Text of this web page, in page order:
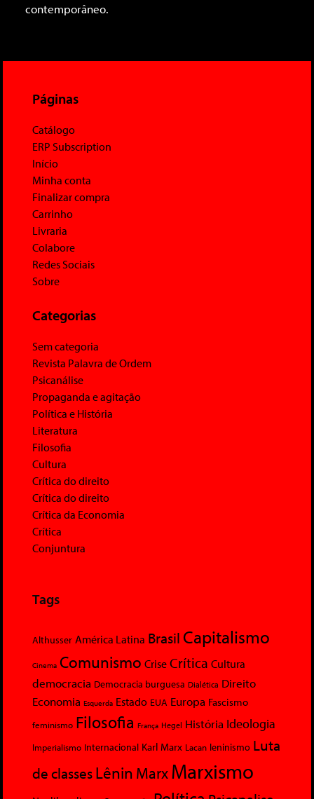
contemporâneo.
Páginas
Catálogo
ERP Subscription
Início
Minha conta
Finalizar compra
Carrinho
Livraria
Colabore
Redes Sociais
Sobre
Categorias
Sem categoria
Revista Palavra de Ordem
Psicanálise
Propaganda e agitação
Política e História
Literatura
Filosofia
Cultura
Crítica do direito
Crítica do direito
Crítica da Economia
Crítica
Conjuntura
Tags
Althusser América Latina Brasil Capitalismo
Cinema Comunismo Crise Crítica Cultura
democracia Democracia burguesa Dialética Direito
Economia Esquerda Estado EUA Europa Fascismo
feminismo Filosofia França Hegel História Ideologia
Imperialismo Internacional Karl Marx Lacan leninismo Luta
de classesLênin MarxMarxismo